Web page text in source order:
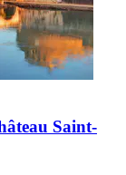
Saint-